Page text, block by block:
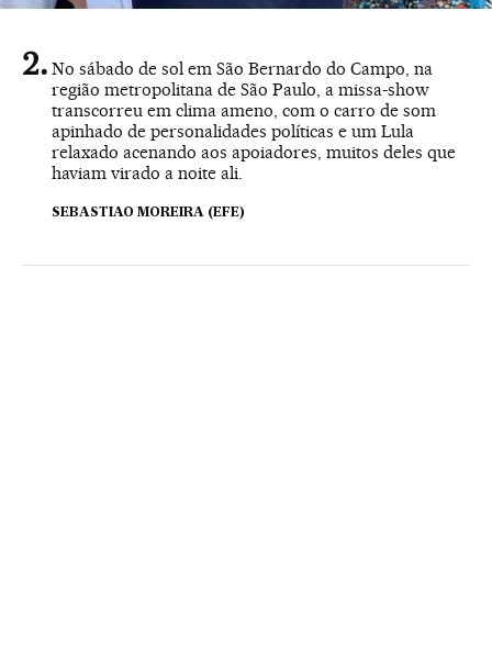
No sábado de sol em São Bernardo do Campo, na
região metropolitana de São Paulo, a missa-show
transcorreu em clima ameno, com o carro de som
apinhado de personalidades políticas e um Lula
relaxado acenando aos apoiadores, muitos deles que
haviam virado a noite ali.
SEBASTIAO MOREIRA (EFE)